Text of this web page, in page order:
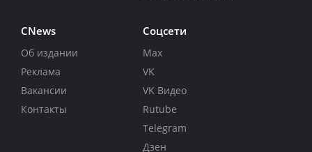
CNews
Об издании
Реклама
Вакансии
Контакты
Соцсети
Max
VK
VK Видео
Rutube
Telegram
Дзен